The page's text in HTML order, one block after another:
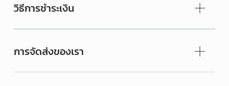
วิธีการชำระเงิน
การจัดส่งของเรา